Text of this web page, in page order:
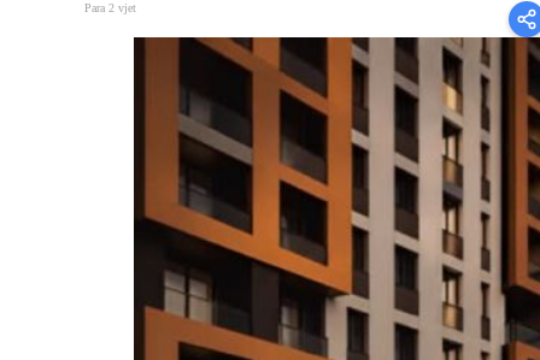
Para 2 vjet